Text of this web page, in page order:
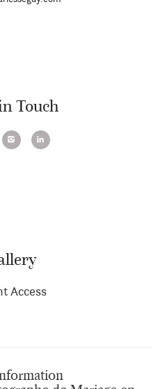
Touch
Access